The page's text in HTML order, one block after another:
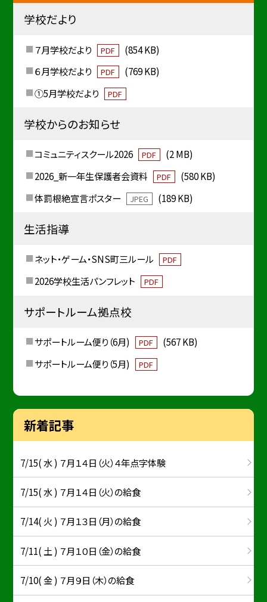
学校だより
７月学校だより PDF
(854 KB)
６月学校だより
PDF
(769 KB)
①5月学校だより
PDF
学校からのお知らせ
コミュニティスクール2026 PDF
(2 MB)
2026_新一年生保護者会資料
PDF
(580 KB)
体罰根絶宣言ポスター
JPEG (189 KB)
生活指導
ネット・ゲーム・SNS町三ルール PDF
2026学校生活パンフレット PDF
サポートルーム拠点校
サポートルーム便り（6月) PDF
(567 KB)
サポートルーム便り（5月)
PDF
新着記事
7/15( 水 ) ７月１４日（火）４年点字体験
7/15( 水 ) ７月１４日（火）の給食
7/14( 火 ) ７月１３日（月）の給食
7/11( 土 ) ７月１０日（金）の給食
7/10( 金 ) ７月９日（木）の給食